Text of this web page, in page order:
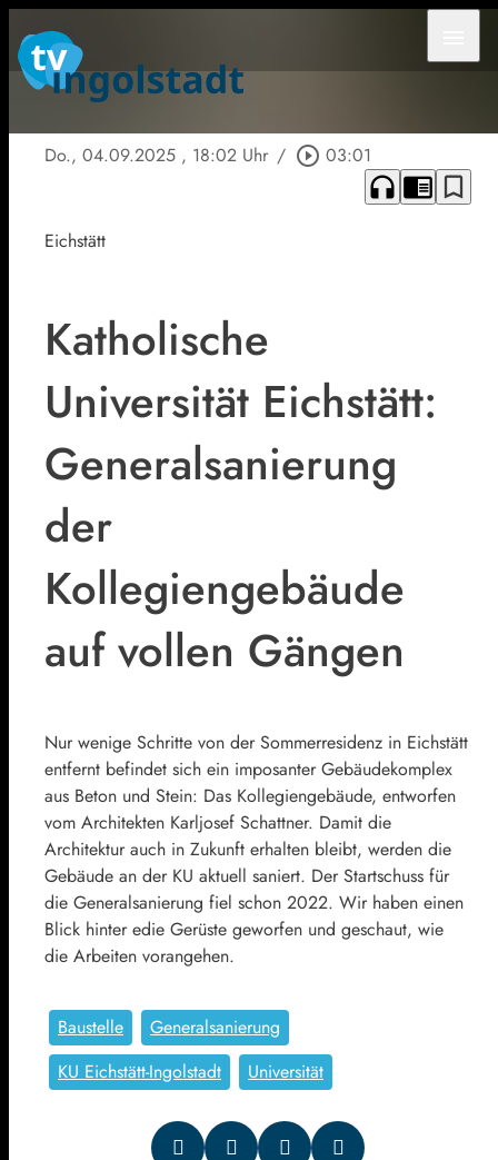
Do., 04.09.2025 , 18:02 Uhr / play_circle_outline 03:01
headphones chrome_reader_mode bookmark_border
Eichstätt
Katholische
Universität Eichstätt:
Generalsanierung
der
Kollegiengebäude
auf vollen Gängen
Nur wenige Schritte von der Sommerresidenz in Eichstätt
entfernt befindet sich ein imposanter Gebäudekomplex
aus Beton und Stein: Das Kollegiengebäude, entworfen
vom Architekten Karljosef Schattner. Damit die
Architektur auch in Zukunft erhalten bleibt, werden die
Gebäude an der KU aktuell saniert. Der Startschuss für
die Generalsanierung fiel schon 2022. Wir haben einen
Blick hinter edie Gerüste geworfen und geschaut, wie
die Arbeiten vorangehen.
Baustelle
Generalsanierung
KU Eichstätt-Ingolstadt
Universität